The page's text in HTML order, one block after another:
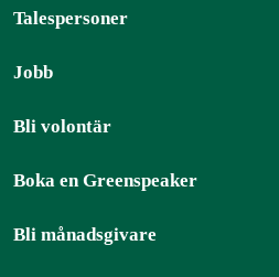
Talespersoner
Jobb
Bli volontär
Boka en Greenspeaker
Bli månadsgivare